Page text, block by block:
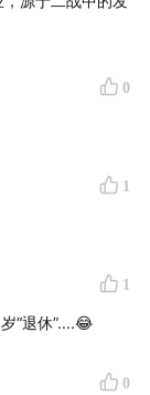
0
1
1
“退休”....😂
0